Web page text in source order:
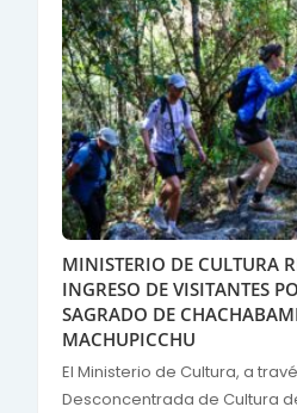
MINISTERIO DE CULTURA
INGRESO DE VISITANTES
SAGRADO DE
MACHUPICCHU
El Ministerio de Cultura, a
Desconcentrada de Cultura